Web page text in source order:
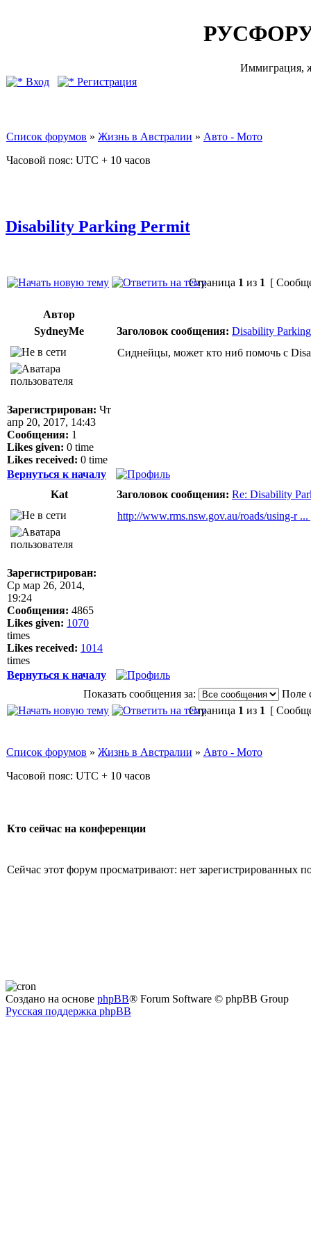
Иммиграция,
Вход
Регистрация
Список форумов » Жизнь в Австралии » Авто - Мото
Часовой пояс: UTC + 10 часов
Disability Parking Permit
Страница 1 из 1 [
Автор
SydneyMe
Заголовок сообщения: Disability
Зарегистрирован: Чт
апр 20, 2017, 14:43
Сообщения: 1
Likes given: 0 time
Likes received: 0 time
Сиднейцы, может кто ниб помочь с
Вернуться к началу
Kat
Заголовок сообщения: Re: Disability
Зарегистрирован:
Ср мар 26, 2014,
19:24
Сообщения: 4865
Likes given: 1070
times
Likes received: 1014
times
http://www.rms.nsw.gov.au/roads/using-r
Вернуться к началу
Показать сообщения за:
Поле
Страница 1 из 1 [
Список форумов » Жизнь в Австралии » Авто - Мото
Часовой пояс: UTC + 10 часов
Кто сейчас на конференции
Сейчас этот форум просматривают: нет зарегистрированных
Создано на основе phpBB® Forum Software © phpBB Group
Русская поддержка phpBB